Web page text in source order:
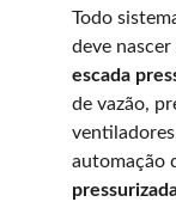
Todo
deve
escada
de vazão,
automação